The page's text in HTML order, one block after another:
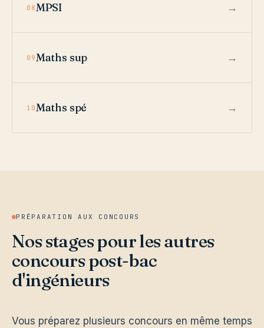
08MPSI
09Maths sup
10Maths spé
PRÉPARATION AUX CONCOURS
Nos stages pour les autres
concours post-bac
d'ingénieurs
Vous préparez plusieurs concours en même temps